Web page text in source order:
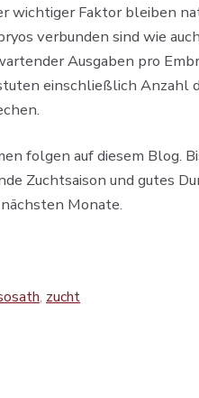
wichtiger Faktor bleiben
verbunden sind wie
Ausgaben pro
einschließlich Anzahl
folgen auf diesem Blog.
Zuchtsaison und gutes
Monate.
, zucht